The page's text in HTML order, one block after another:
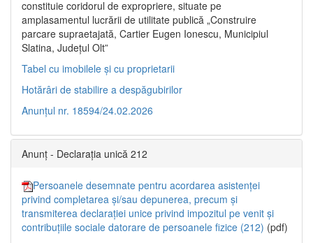
constituie coridorul de expropriere, situate pe
amplasamentul lucrării de utilitate publică „Construire
parcare supraetajată, Cartier Eugen Ionescu, Municipiul
Slatina, Județul Olt”
Tabel cu imobilele și cu proprietarii
Hotărâri de stabilire a despăgubirilor
Anunțul nr. 18594/24.02.2026
Anunț - Declarația unică 212
Persoanele desemnate pentru acordarea asistenței
privind completarea și/sau depunerea, precum și
transmiterea declarației unice privind impozitul pe venit și
contribuțiile sociale datorare de persoanele fizice (212) (pdf)